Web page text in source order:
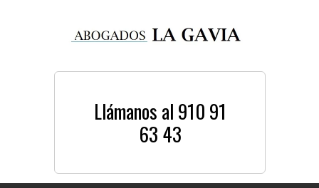
Llámanos al 910 91
63 43